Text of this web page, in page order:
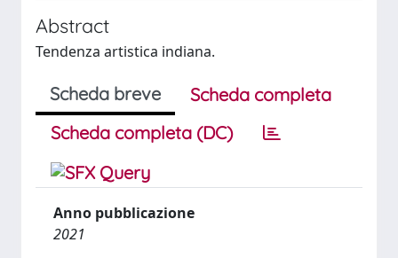
Abstract
Tendenza artistica indiana.
Scheda breve
Scheda completa
Scheda completa (DC)
Anno pubblicazione
2021